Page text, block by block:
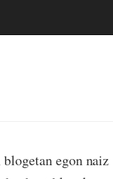
egon naiz